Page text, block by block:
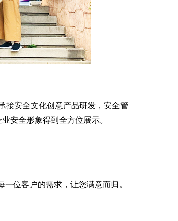
安全文化创意产品研发，安全管
安全形象得到全方位展示。
位客户的需求，让您满意而归。